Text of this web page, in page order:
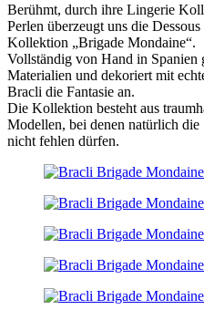
Berühmt, durch ihre Lingerie
Perlen überzeugt uns die
Kollektion „Brigade Mondaine“.
Vollständig von Hand in Spanien
Materialien und dekoriert mit
Bracli die Fantasie an.
Die Kollektion besteht aus
Modellen, bei denen natürlich die
nicht fehlen dürfen.